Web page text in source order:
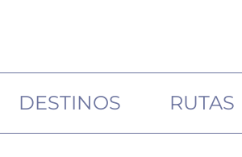
DESTINOS RUTAS